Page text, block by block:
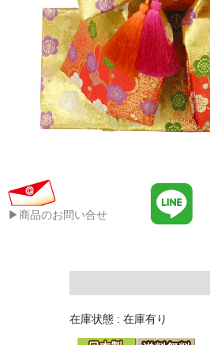
▶商品のお問い合せ
在庫状態 : 在庫有り